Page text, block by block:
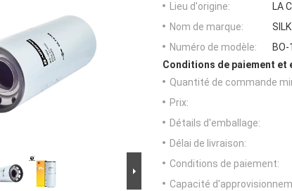
Lieu d'origine:
LA
Nom de marque:
SILK
Numéro de modèle:
Conditions de paiement et
Quantité de commande
Prix:
Détails d'emballage:
Délai de livraison:
Conditions de paiement:
Capacité